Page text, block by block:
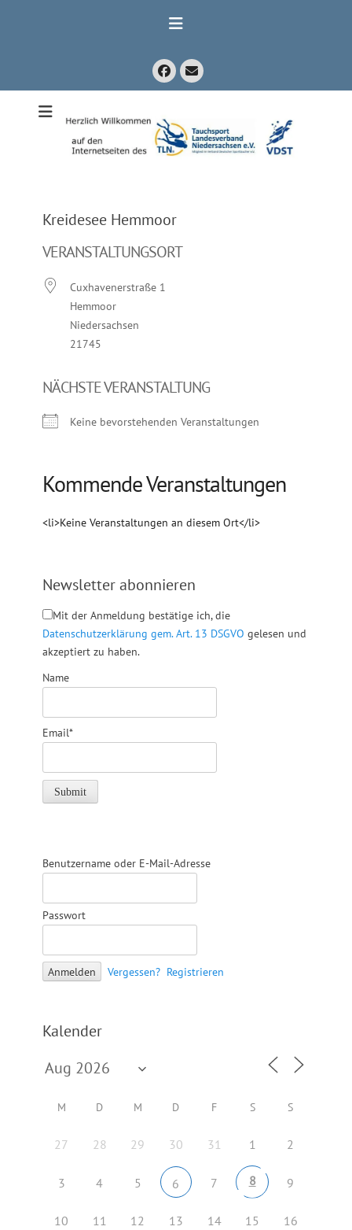
Facebook
E-
Mail
Tauchsport
Landesverband
Kreidesee Hemmoor
VERANSTALTUNGSORT
Cuxhavenerstraße 1
Hemmoor
Niedersachsen
21745
NÄCHSTE VERANSTALTUNG
Keine bevorstehenden Veranstaltungen
Kommende Veranstaltungen
<li>Keine Veranstaltungen an diesem Ort</li>
Newsletter abonnieren
Mit der Anmeldung bestätige ich, die
Datenschutzerklärung gem. Art. 13 DSGVO gelesen und
akzeptiert zu haben.
Name
Email*
Benutzername oder E-Mail-Adresse
Passwort
Vergessen? Registrieren
Kalender
M D M D F S S
27 28 29 30 31 1 2
3 4 5 6 7 8 9
10 11 12 13 14 15 16